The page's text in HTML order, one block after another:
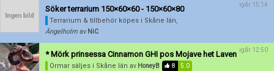
Förnya annons
Kan förnyas om
Söker terrarium 150×60×60 - 150×60×80
Terrarium & tillbehör köpes i Skåne län,
Ängelholm av NiC
igår 15:14
* Mörk prinsessa Cinnamon GHI pos Mojave het Laven
Ormar säljes i Skåne län av HoneyB 8 5.0
igår 12:50